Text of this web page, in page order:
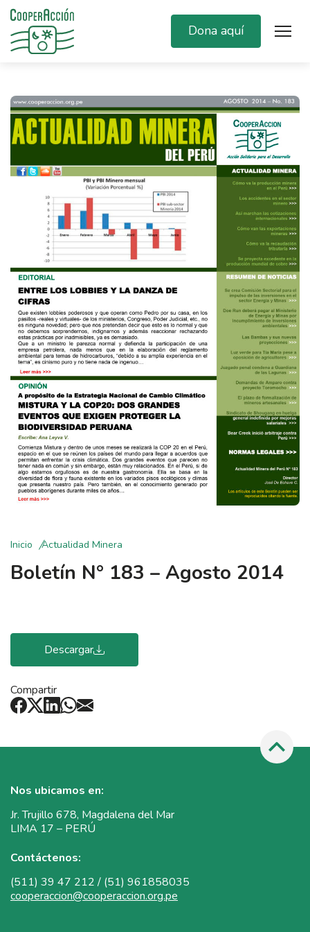
Dona aquí
Inicio Actualidad Minera
Boletín N° 183 – Agosto 2014
Descargar
Compartir
Nos ubicamos en:
Jr. Trujillo 678, Magdalena del Mar
LIMA 17 – PERÚ
Contáctenos:
(511) 39 47 212 / (51) 961858035
cooperaccion@cooperaccion.org.pe